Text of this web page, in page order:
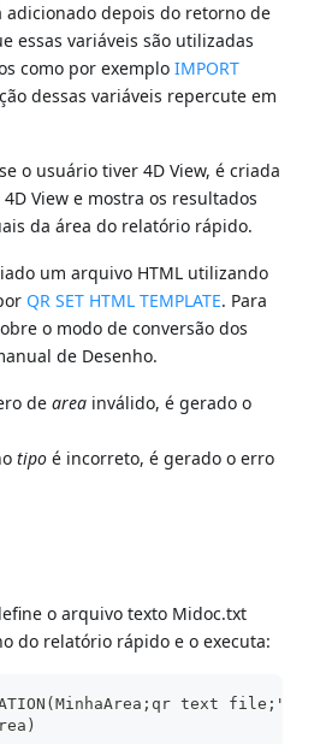
adicionado depois do retorno de
essas variáveis são utilizadas
como por exemploIMPORT
dessas variáveis repercute em
o usuário tiver 4D View, é criada
View e mostra os resultados
da área do relatório rápido.
um arquivo HTML utilizando
QR SET HTML TEMPLATE. Para
o modo de conversão dos
de Desenho.
dearea inválido, é gerado o
tipo é incorreto, é gerado o erro
o arquivo texto Midoc.txt
do relatório rápido e o executa:
text